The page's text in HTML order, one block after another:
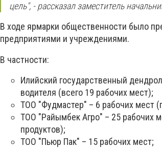
цель", - рассказал заместитель
В ходе ярмарки общественности было
предприятиями и учреждениями.
В частности:
Илийский государственный
водителя (всего 19 рабочих мест);
ТОО "Фудмастер" – 6 рабочих мест
ТОО "Райымбек Агро" – 25 рабочих
продуктов);
ТОО "Пьюр Пак" – 15 рабочих мест;